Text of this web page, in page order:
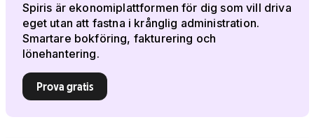
Spiris är ekonomiplattformen för dig som vill driva
eget utan att fastna i krånglig administration.
Smartare bokföring, fakturering och
lönehantering.
Prova gratis